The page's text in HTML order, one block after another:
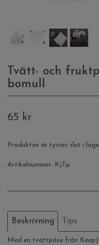
Tvätt- och
bomull
65 kr
Produkten är tyvärr slut i
Artikelnummer: KjTp
Beskrivning Tips
Med en tvättpåse från